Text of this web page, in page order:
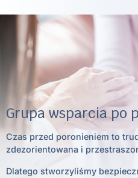
Grupa wsparcia po
Czas przed poronieniem to
zdezorientowana i
Dlatego stworzyliśmy